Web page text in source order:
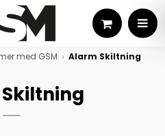
Kurv
med GSM Alarm Skiltning